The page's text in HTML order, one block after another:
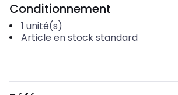
Conditionnement
1 unité(s)
Article en stock standard